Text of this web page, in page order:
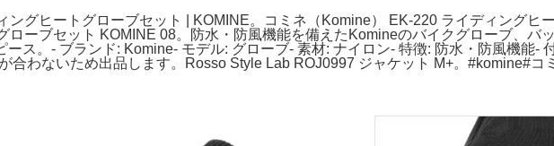
ングヒートグローブセット | KOMINE。コミネ（Komine） EK-220 ライディングヒ
ローブセット KOMINE 08。防水・防風機能を備えたKomineのバイクグローブ、バ
ース。- ブランド: Komine- モデル: グローブ- 素材: ナイロン- 特徴: 防水・防風機能-
合わないため出品します。Rosso Style Lab ROJ0997 ジャケット M+。#komine#コ